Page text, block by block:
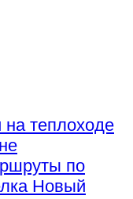
на теплоходе
по
Новый